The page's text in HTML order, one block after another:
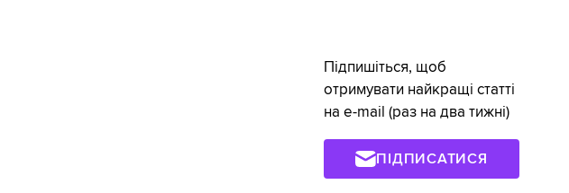
Підпишіться, щоб
отримувати найкращі статті
на e-mail (раз на два тижні)
ПІДПИСАТИСЯ